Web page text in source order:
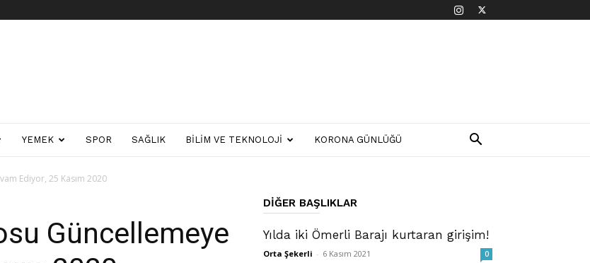
YEMEK SPOR SAĞLIK BILIM VE TEKNOLOJI KORONA GÜNLÜĞÜ
Ediyor, 25 Kasım 2020
Güncellemeye
DIĞER BAŞLIKLAR
Yılda iki Ömerli Barajı kurtaran girişim!
Orta Şekerli - 6 Kasım 2021 0